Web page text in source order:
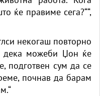
ќе правиме сега?““,
некогаш повторно
дека можеби Џон ќе
подготвен сум да се
почнав да барам